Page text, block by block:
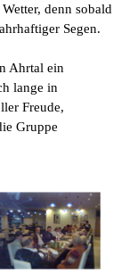
denn sobald
Segen.
Ahrtal ein
lange in
Freude,
Gruppe